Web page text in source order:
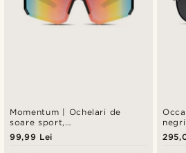
Momentum | Ochelari de
soare sport,
supradimensionați, cu
negru&portocaliu
99,99 Lei